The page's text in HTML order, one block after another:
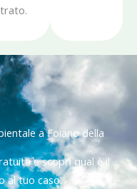
trato.
a Foiano della
e scopri qual è il
al tuo caso.